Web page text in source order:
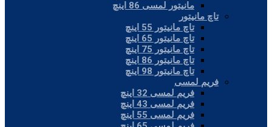
مانیتور لمسی 86 اینچ
تاچ مانیتور
تاچ مانیتور 55 اینچ
تاچ مانیتور 65 اینچ
تاچ مانیتور 75 اینچ
تاچ مانیتور 86 اینچ
تاچ مانیتور 98 اینچ
فریم لمسی
فریم لمسی 32 اینچ
فریم لمسی 43 اینچ
فریم لمسی 55 اینچ